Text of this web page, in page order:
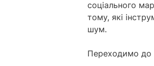
соціального
тому, які
шум.
Переходимо до